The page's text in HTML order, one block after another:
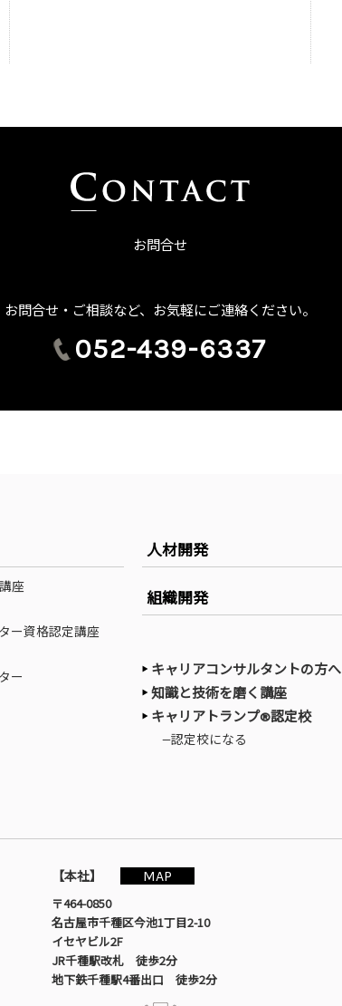
お問合せ
お問合せ・ご相談など、お気軽にご連絡ください。
052-439-6337
座
ー資格認定講座
ー
人材開発
組織開発
キャリアコンサルタントの方へ
知識と技術を磨く講座
キャリアトランプ®認定校
—認定校になる
【本社】
MAP
〒464-0850
名古屋市千種区今池1丁目2-10
イセヤビル2F
JR千種駅改札 徒歩2分
地下鉄千種駅4番出口 徒歩2分